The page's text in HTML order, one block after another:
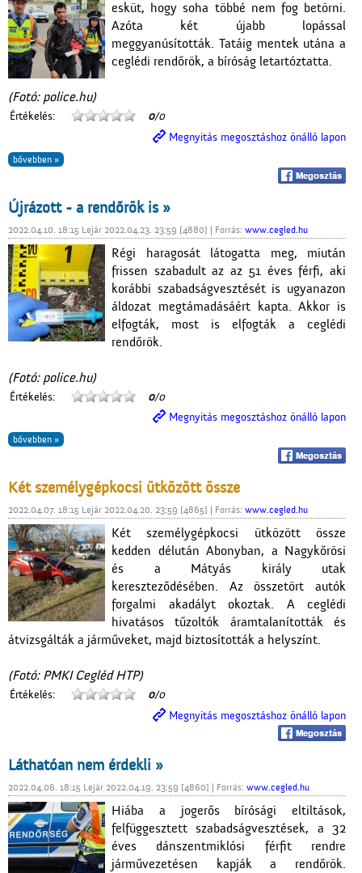
esküt, hogy soha többé nem fog betörni.
Azóta két újabb lopással
meggyanúsították. Tatáig mentek utána a
ceglédi rendőrök, a bíróság letartóztatta.
(Fotó: police.hu)
Értékelés: 0/0
Megnyitás megosztáshoz önálló lapon
bővebben »
Újrázott - a rendőrök is »
2022.04.10. 18:15 Lejár 2022.04.23. 23:59 [4880] | Forrás: www.cegled.hu
Régi haragosát látogatta meg, miután
frissen szabadult az az 51 éves férfi, aki
korábbi szabadságvesztését is ugyanazon
áldozat megtámadásáért kapta. Akkor is
elfogták, most is elfogták a ceglédi
rendőrök.
(Fotó: police.hu)
Értékelés: 0/0
Megnyitás megosztáshoz önálló lapon
bővebben »
Két személygépkocsi ütközött össze
2022.04.07. 18:15 Lejár 2022.04.20. 23:59 [4865] | Forrás: www.cegled.hu
Két személygépkocsi ütközött össze
kedden délután Abonyban, a Nagykőrösi
és a Mátyás király utak
kereszteződésében. Az összetört autók
forgalmi akadályt okoztak. A ceglédi
hivatásos tűzoltók áramtalanították és
átvizsgálták a járműveket, majd biztosították a helyszínt.
(Fotó: PMKI Cegléd HTP)
Értékelés: 0/0
Megnyitás megosztáshoz önálló lapon
Láthatóan nem érdekli »
2022.04.06. 18:15 Lejár 2022.04.19. 23:59 [4860] | Forrás: www.cegled.hu
Hiába a jogerős bírósági eltiltások,
felfüggesztett szabadságvesztések, a 32
éves dánszentmiklósi férfit rendre
járművezetésen kapják a rendőrök.